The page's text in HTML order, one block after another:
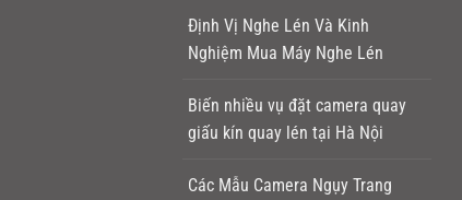
Định Vị Nghe Lén Và Kinh
Nghiệm Mua Máy Nghe Lén
Biến nhiều vụ đặt camera quay
giấu kín quay lén tại Hà Nội
Các Mẫu Camera Ngụy Trang